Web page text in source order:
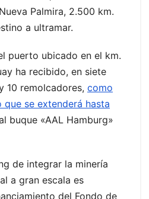
Palmira, 2.500 km.
a ultramar.
puerto ubicado en el km.
ha recibido, en siete
10 remolcadores, como
se extenderá hasta
buque «AAL Hamburg»
de integrar la minería
a gran escala es
del Fondo de